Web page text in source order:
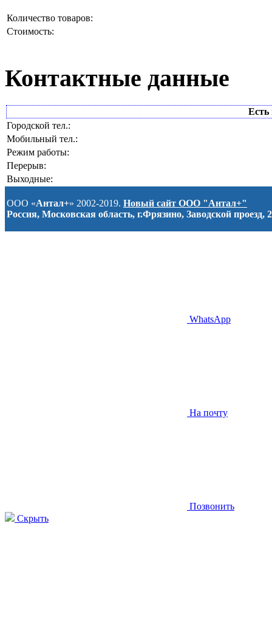
Количество товаров:
Стоимость:
Контактные данные
Есть
Городской тел.:
Мобильный тел.:
Режим работы:
Перерыв:
Выходные:
ООО «Антал+» 2002-2019. Новый сайт ООО "Антал+"
Россия, Московская область, г.Фрязино, Заводской проезд, 2
WhatsApp
На почту
Позвонить
Скрыть